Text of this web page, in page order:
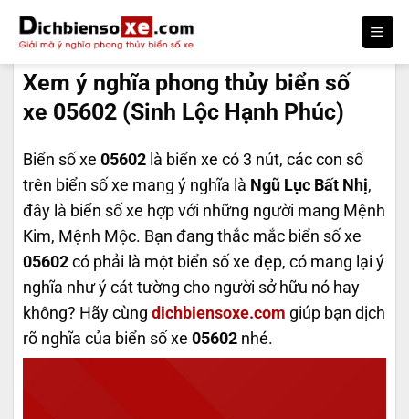
qua
nội
dungXem ý nghĩa phong thủy biển số
xe 05602 (Sinh Lộc Hạnh Phúc)
Biển số xe 05602 là biển xe có 3 nút, các con số
trên biển số xe mang ý nghĩa là Ngũ Lục Bất Nhị,
đây là biển số xe hợp với những người mang Mệnh
Kim, Mệnh Mộc. Bạn đang thắc mắc biển số xe
05602 có phải là một biển số xe đẹp, có mang lại ý
nghĩa như ý cát tường cho người sở hữu nó hay
không? Hãy cùng dichbiensoxe.com giúp bạn dịch
rõ nghĩa của biển số xe 05602 nhé.